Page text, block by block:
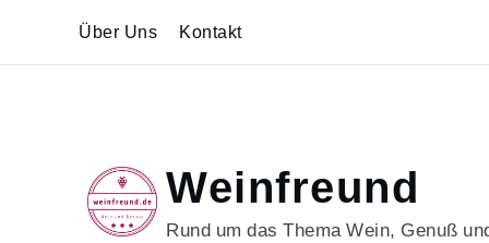
content
Über Uns Kontakt
Weinfreund
Rund um das Thema Wein, Genuß